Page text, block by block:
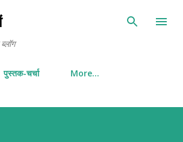
पुस्तक-चर्चा More…